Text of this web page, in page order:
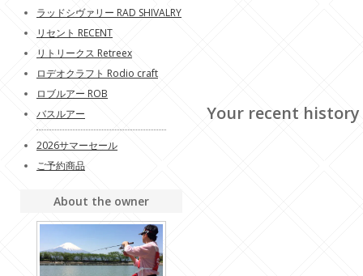
Your recent history
ラッドシヴァリー RAD SHIVALRY
リセント RECENT
リトリークス Retreex
ロデオクラフト Rodio craft
ロブルアー ROB
バスルアー
2026サマーセール
ご予約商品
About the owner